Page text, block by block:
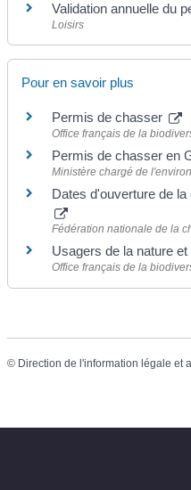
Validation annuelle du
Loisirs
Pour en savoir plus
Permis de chasser
Office français de la
Permis de chasser en
Ministère chargé de
Dates d'ouverture de
Fédération nationale de la
Usagers de la nature
Office français de la
© Direction de l'information légale et